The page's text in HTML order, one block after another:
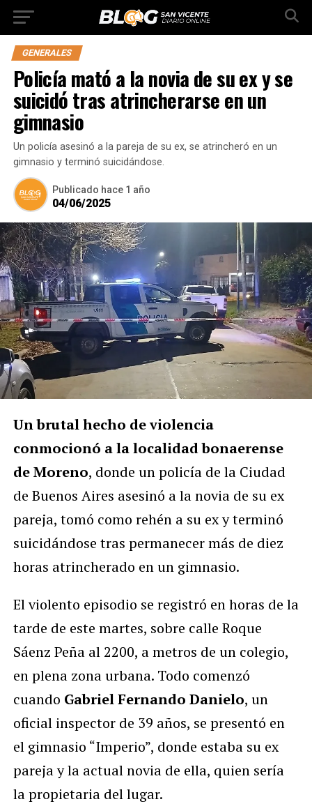
GENERALES
Policía mató a la novia de su ex y se
suicidó tras atrincherarse en un
gimnasio
Un policía asesinó a la pareja de su ex, se atrincheró en un
gimnasio y terminó suicidándose.
Publicado hace 1 año
04/06/2025
Un brutal hecho de violencia
conmocionó a la localidad bonaerense
de Moreno, donde un policía de la Ciudad
de Buenos Aires asesinó a la novia de su ex
pareja, tomó como rehén a su ex y terminó
suicidándose tras permanecer más de diez
horas atrincherado en un gimnasio.
El violento episodio se registró en horas de la
tarde de este martes, sobre calle Roque
Sáenz Peña al 2200, a metros de un colegio,
en plena zona urbana. Todo comenzó
cuando Gabriel Fernando Danielo, un
oficial inspector de 39 años, se presentó en
el gimnasio “Imperio”, donde estaba su ex
pareja y la actual novia de ella, quien sería
la propietaria del lugar.